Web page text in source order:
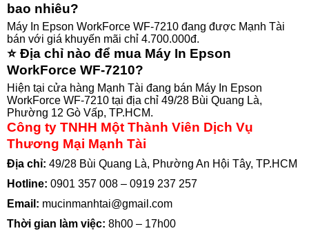
bao nhiêu?
Máy In Epson WorkForce WF-7210 đang được Mạnh Tài
bán với giá khuyến mãi chỉ 4.700.000đ.
⭐ Địa chỉ nào để mua Máy In Epson
WorkForce WF-7210?
Hiện tại cửa hàng Mạnh Tài đang bán Máy In Epson
WorkForce WF-7210 tại địa chỉ 49/28 Bùi Quang Là,
Phường 12 Gò Vấp, TP.HCM.
Công ty TNHH Một Thành Viên Dịch Vụ
Thương Mại Mạnh Tài
Địa chỉ: 49/28 Bùi Quang Là, Phường An Hội Tây, TP.HCM
Hotline: 0901 357 008 – 0919 237 257
Email: mucinmanhtai@gmail.com
Thời gian làm việc: 8h00 – 17h00